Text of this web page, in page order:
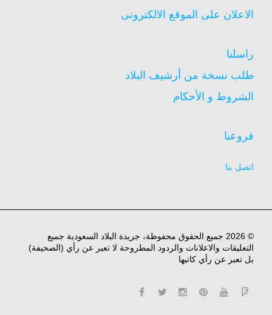
الاعلان على الموقع الالكترونى
راسلنا
طلب نسخة من أرشيف البلاد
الشروط و الأحكام
فروعنا
اتصل بنا
© 2026 جميع الحقوق محفوظة، جريدة البلاد السعودية جميع
التعليقات والاعلانات والردود المطروحة لا تعبر عن رأي (الصحيفة)
بل تعبر عن رأي كاتبها